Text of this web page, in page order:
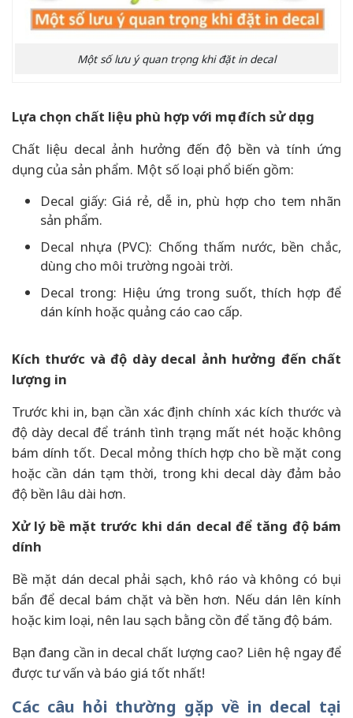
Một số lưu ý quan trọng khi đặt in decal
Lựa chọn chất liệu phù hợp với mục đích sử dụng
Chất liệu decal ảnh hưởng đến độ bền và tính ứng
dụng của sản phẩm. Một số loại phổ biến gồm:
Decal giấy: Giá rẻ, dễ in, phù hợp cho tem nhãn
sản phẩm.
Decal nhựa (PVC): Chống thấm nước, bền chắc,
dùng cho môi trường ngoài trời.
Decal trong: Hiệu ứng trong suốt, thích hợp để
dán kính hoặc quảng cáo cao cấp.
Kích thước và độ dày decal ảnh hưởng đến chất
lượng in
Trước khi in, bạn cần xác định chính xác kích thước và
độ dày decal để tránh tình trạng mất nét hoặc không
bám dính tốt. Decal mỏng thích hợp cho bề mặt cong
hoặc cần dán tạm thời, trong khi decal dày đảm bảo
độ bền lâu dài hơn.
Xử lý bề mặt trước khi dán decal để tăng độ bám
dính
Bề mặt dán decal phải sạch, khô ráo và không có bụi
bẩn để decal bám chặt và bền hơn. Nếu dán lên kính
hoặc kim loại, nên lau sạch bằng cồn để tăng độ bám.
Bạn đang cần in decal chất lượng cao? Liên hệ ngay để
được tư vấn và báo giá tốt nhất!
Các câu hỏi thường gặp về in decal tại